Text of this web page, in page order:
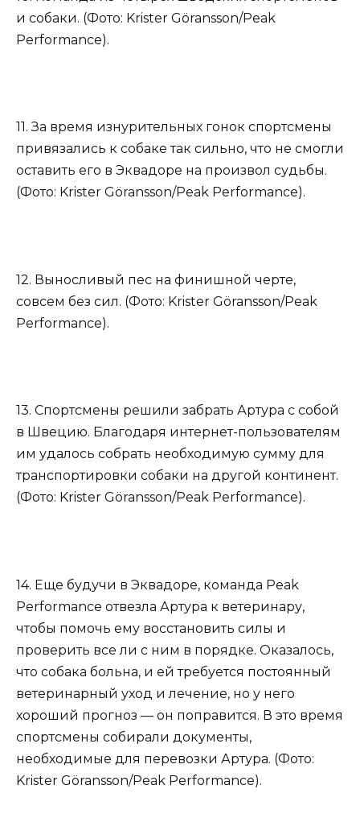
и собаки. (Фото: Krister Göransson/Peak
Performance).
11. За время изнурительных гонок спортсмены
привязались к собаке так сильно, что не смогли
оставить его в Эквадоре на произвол судьбы.
(Фото: Krister Göransson/Peak Performance).
12. Выносливый пес на финишной черте,
совсем без сил. (Фото: Krister Göransson/Peak
Performance).
13. Спортсмены решили забрать Артура с собой
в Швецию. Благодаря интернет-пользователям
им удалось собрать необходимую сумму для
транспортировки собаки на другой континент.
(Фото: Krister Göransson/Peak Performance).
14. Еще будучи в Эквадоре, команда Peak
Performance отвезла Артура к ветеринару,
чтобы помочь ему восстановить силы и
проверить все ли с ним в порядке. Оказалось,
что собака больна, и ей требуется постоянный
ветеринарный уход и лечение, но у него
хороший прогноз — он поправится. В это время
спортсмены собирали документы,
необходимые для перевозки Артура. (Фото:
Krister Göransson/Peak Performance).